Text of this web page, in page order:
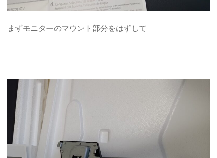
まずモニターのマウント部分をはずして